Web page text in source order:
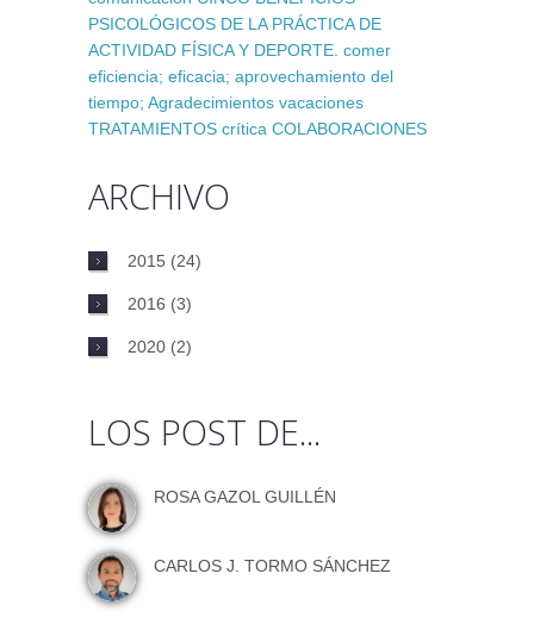
PSICOLÓGICOS DE LA PRÁCTICA DE
ACTIVIDAD FÍSICA Y DEPORTE. comer
eficiencia; eficacia; aprovechamiento del
tiempo; Agradecimientos vacaciones
TRATAMIENTOS crítica COLABORACIONES
ARCHIVO
2015 (24)
2016 (3)
2020 (2)
LOS POST DE...
ROSA GAZOL GUILLÉN
CARLOS J. TORMO SÁNCHEZ